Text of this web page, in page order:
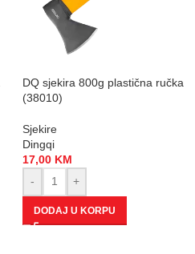
DQ sjekira 800g plastična ručka
(38010)
Sjekire
Dingqi
17,00 KM
-
+
DODAJ U KORPU